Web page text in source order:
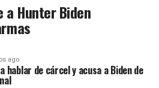
a Hunter Biden
ago
hablar de cárcel y acusa a Biden de